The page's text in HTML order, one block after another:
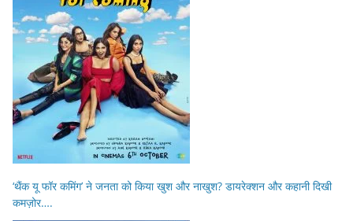
‘थैंक यू फॉर कमिंग’ ने जनता को किया खुश और नाखुश? डायरेक्शन और कहानी दिखी
कमज़ोर….